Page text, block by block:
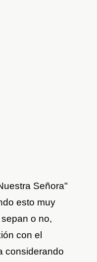
Señora"
esto muy
o no,
con el
considerando